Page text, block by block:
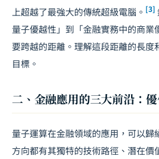
上超越了最強大的傳統超級電腦。 [3]
量子優越性」到「金融實務中的商業
要跨越的距離。理解這段距離的長度
目標。
二、金融應用的三大前沿：
量子運算在金融領域的應用，可以歸
方向都有其獨特的技術路徑、潛在價